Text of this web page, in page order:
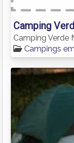
Camping
Camping Verde
Campings